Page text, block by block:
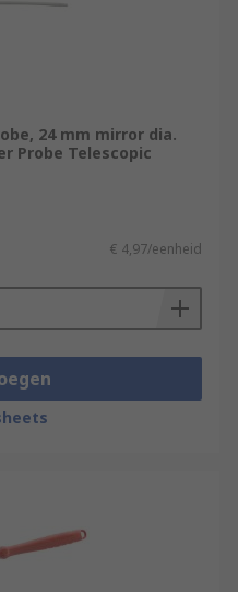
24 mm mirror dia.
Probe Telescopic
€ 4,97/eenheid